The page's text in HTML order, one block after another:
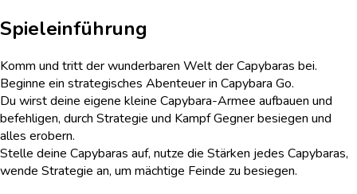
Spieleinführung
Komm und tritt der wunderbaren Welt der Capybaras bei.
Beginne ein strategisches Abenteuer in Capybara Go.
Du wirst deine eigene kleine Capybara-Armee aufbauen und
befehligen, durch Strategie und Kampf Gegner besiegen und
alles erobern.
Stelle deine Capybaras auf, nutze die Stärken jedes Capybaras,
wende Strategie an, um mächtige Feinde zu besiegen.